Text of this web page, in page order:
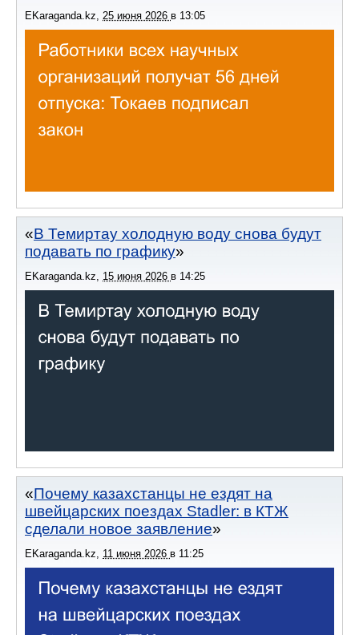
EKaraganda.kz 25 июня 2026 в 13:05
В Темиртау холодную воду снова будут
подавать по графику
EKaraganda.kz 15 июня 2026 в 14:25
Почему казахстанцы не ездят на
швейцарских поездах Stadler: в КТЖ
сделали новое заявление
EKaraganda.kz, 11 июня 2026 в 11:25